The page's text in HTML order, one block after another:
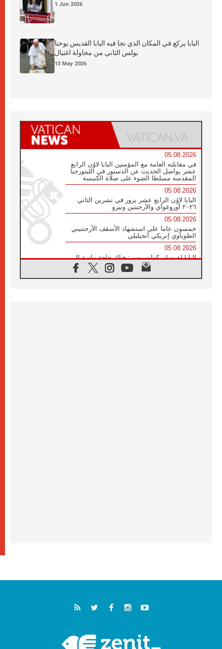
1 Jun 2026
البابا يركع في المكان الذي نجا فيه البابا القديس يوحنا
بولس الثاني من محاولة اغتيال
13 May 2026
05.08.2026
في مقابلته العامة مع المؤمنين البابا لاوُن الرابع
عشر يواصل الحديث عن الدستور في الليتورجيا
المقدسة مسلطا الضوء على صلاة الكنيسة
05.08.2026
البابا لاوُن الرابع عشر يزور في تشرين الثاني
٢٠٢٦ أوروغواي والأرجنتين وبيرو
05.08.2026
خمسون عاما على استشهاد الأسقف الأرجنتيني
الطوباوي إنريكي أنجيليلي
05.08.2026
البابا لفرسان كولومبوس: هناك حاجة ماسة إلى
أنبياء تناغم يسعون إلى بناء الجسور
04.08.2026